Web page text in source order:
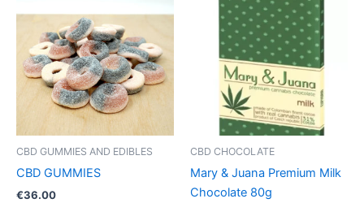
CBD GUMMIES AND EDIBLES
CBD GUMMIES
€36.00
CBD CHOCOLATE
Mary & Juana Premium Milk
Chocolate 80g